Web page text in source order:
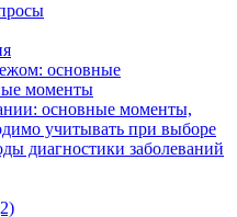
основные
моменты
основные моменты,
учитывать при выборе
диагностики заболеваний